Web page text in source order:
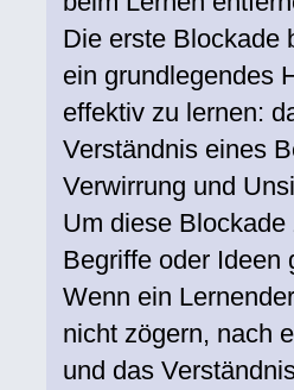
Die erste Blockade
ein grundlegendes
effektiv zu lernen:
Verständnis eines
Verwirrung und
Um diese
Begriffe oder Ideen
Wenn ein
nicht zögern, nach
und das